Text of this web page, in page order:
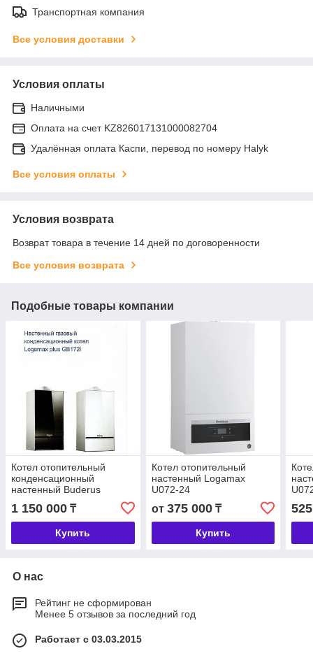
Транспортная компания
Все условия доставки
Условия оплаты
Наличными
Оплата на счет KZ826017131000082704
Удалённая оплата Каспи, перевод по номеру Halyk
Все условия оплаты
Условия возврата
Возврат товара в течение 14 дней по договоренности
Все условия возврата
Подобные товары компании
Котел отопительный
конденсационный
настенный Buderus
Logamax plus GB172-35i
1 150 000 ₸
Купить
Котел отопительный
настенный Logamax
U072-24
от 375 000₸
Купить
О нас
Рейтинг не сформирован
Менее 5 отзывов за последний год
Работает с 03.03.2015